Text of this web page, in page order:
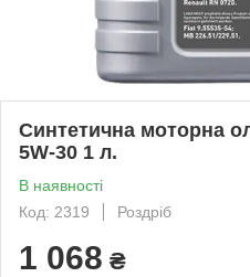
Синтетична моторна
5W-30 1 л.
В наявності
Код: 2319
Роздріб
1 068 ₴